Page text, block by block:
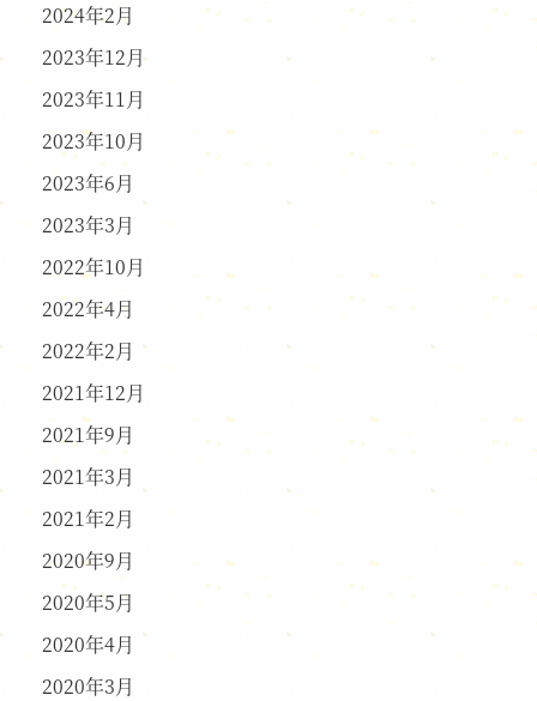
2024年2月
2023年12月
2023年11月
2023年10月
2023年6月
2023年3月
2022年10月
2022年4月
2022年2月
2021年12月
2021年9月
2021年3月
2021年2月
2020年9月
2020年5月
2020年4月
2020年3月